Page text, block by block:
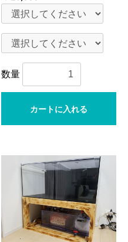
数量
カートに入れる